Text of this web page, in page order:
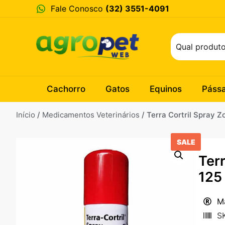
Fale Conosco (32) 3551-4091
Cachorro Gatos Equinos
Início / Medicamentos Veterinários / Terra Cortril Spray
SALE